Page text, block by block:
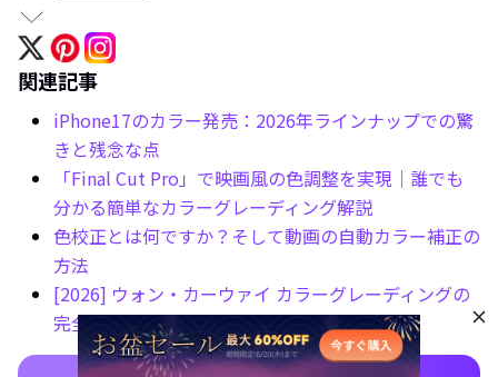
関連記事
iPhone17のカラー発売：2026年ラインナップでの驚
きと残念な点
「Final Cut Pro」で映画風の色調整を実現｜誰でも
分かる簡単なカラーグレーディング解説
色校正とは何ですか？そして動画の自動カラー補正の
方法
[2026] ウォン・カーウァイ カラーグレーディングの
完全チュートリアル